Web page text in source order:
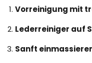
Vorreinigung mit
Lederreiniger auf
Sanft